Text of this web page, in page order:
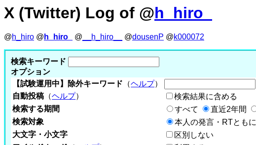
X (Twitter) Log of @h_hiro_
@h_hiro @ h_hiro_ @ __h_hiro__ @dousenP @k000072
検索キーワード
オプション
【試験運用中】除外キーワード （ヘルプ）
自動投稿 （ヘルプ）
検索結果に含める
検索する期間
すべて 直近2年間
検索対象
本人の発言・RTともに
大文字・小文字
区別しない